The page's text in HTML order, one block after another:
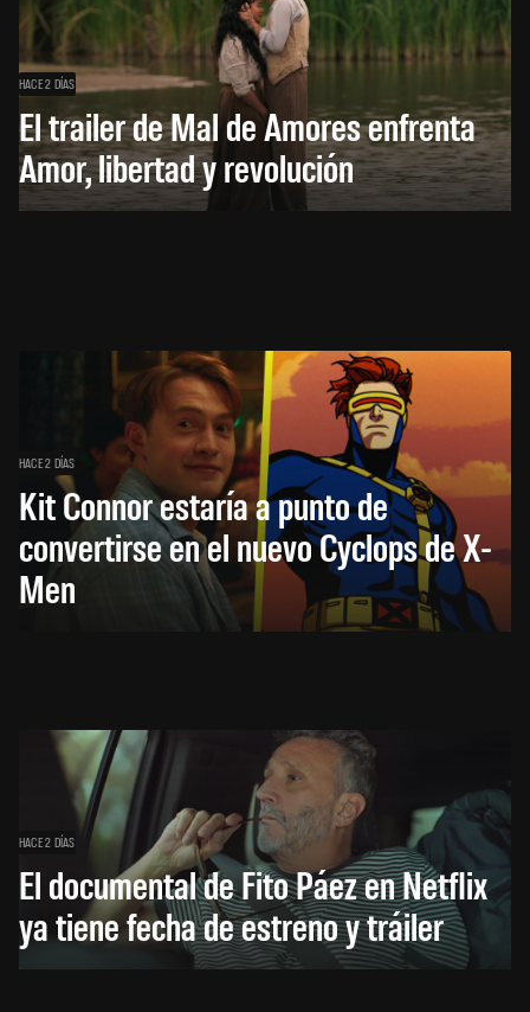
HACE 2 DÍAS
El trailer de Mal de Amores enfrenta
Amor, libertad y revolución
HACE 2 DÍAS
Kit Connor estaría a punto de
convertirse en el nuevo Cyclops de X-
Men
HACE 2 DÍAS
El documental de Fito Páez en Netflix
ya tiene fecha de estreno y tráiler